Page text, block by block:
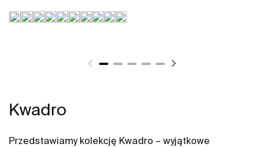
Kwadro
Przedstawiamy kolekcję Kwadro – wyjątkowe